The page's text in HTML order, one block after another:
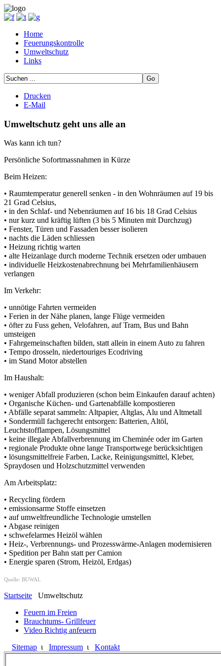
Home
Feuerungskontrolle
Umweltschutz
Links
Drucken
E-Mail
Umweltschutz geht uns alle an
Was kann ich tun?
Persönliche Sofortmassnahmen in Kürze
Beim Heizen:
• Raumtemperatur generell senken - in den Wohnräumen auf 19 bis
21 Grad Celsius,
• in den Schlaf- und Nebenräumen auf 16 bis 18 Grad Celsius
• nur kurz und kräftig lüften (3 bis 5 Minuten mit Durchzug)
• Fenster, Türen und Fassaden besser isolieren
• nachts die Läden schliessen
• Heizung richtig warten
• alte Heizanlage durch moderne Technik ersetzen oder umbauen
• individuelle Heizkostenabrechnung bei Mehrfamilienhäusern
verlangen
Im Verkehr:
• unnötige Fahrten vermeiden
• Ferien in der Nähe planen, lange Flüge vermeiden
• öfter zu Fuss gehen, Velofahren, auf Tram, Bus und Bahn
umsteigen
• Fahrgemeinschaften bilden, statt allein in einem Auto zu fahren
• Tempo drosseln, niedertouriges Ecodriving
• im Stand Motor abstellen
Im Haushalt:
• weniger Abfall produzieren (schon beim Einkaufen darauf achten)
• Organische Küchen- und Gartenabfälle kompostieren
• Abfälle separat sammeln: Altpapier, Altglas, Alu und Altmetall
• Sondermüll fachgerecht entsorgen: Batterien, Altöl,
Leuchtstofflampen, Lösungsmittel
• keine illegale Abfallverbrennung im Cheminée oder im Garten
• regionale Produkte ohne lange Transportwege berücksichtigen
• lösungsmittelfreie Farben, Lacke, Reinigungsmittel, Kleber,
Spraydosen und Holzschutzmittel verwenden
Am Arbeitsplatz:
• Recycling fördern
• emissionsarme Stoffe einsetzen
• auf umweltfreundliche Technologie umstellen
• Abgase reinigen
• schwefelarmes Heizöl wählen
• Heiz-, Verbrennungs- und Prozesswärme-Anlagen modernisieren
• Spedition per Bahn statt per Camion
• Energie sparen (Strom, Heizöl, Erdgas)
Quelle: BUWAL
Startseite
Umweltschutz
Feuern im Freien
Brauchtums- Grillfeuer
Video Richtig anfeuern
Sitemap ι Impressum ι Kontakt